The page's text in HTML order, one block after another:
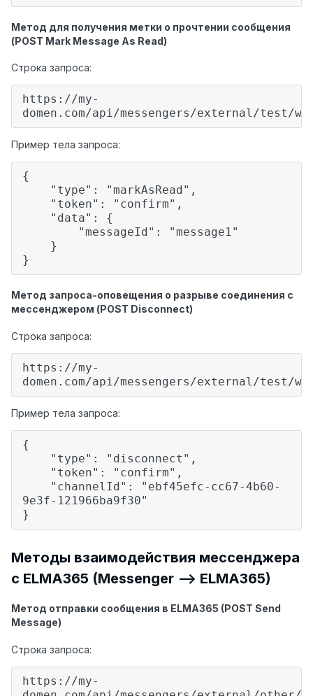
Метод для получения метки о прочтении сообщения
(POST Mark Message As Read)
Строка запроса:
https://my-
domen.com/api/messengers/external/test/
Пример тела запроса:
{
"type": "markAsRead",
"token": "confirm",
"data": {
"messageId": "message1"
}
}
Метод запроса-оповещения о разрыве соединения с
мессенджером (POST Disconnect)
Строка запроса:
https://my-
domen.com/api/messengers/external/test/
Пример тела запроса:
{
"type": "disconnect",
"token": "confirm",
"channelId": "ebf45efc-cc67-4b60-
9e3f-121966ba9f30"
}
Методы взаимодействия мессенджера
с ELMA365 (Messenger —> ELMA365)
Метод отправки сообщения в ELMA365 (POST Send
Message)
Строка запроса:
https://my-